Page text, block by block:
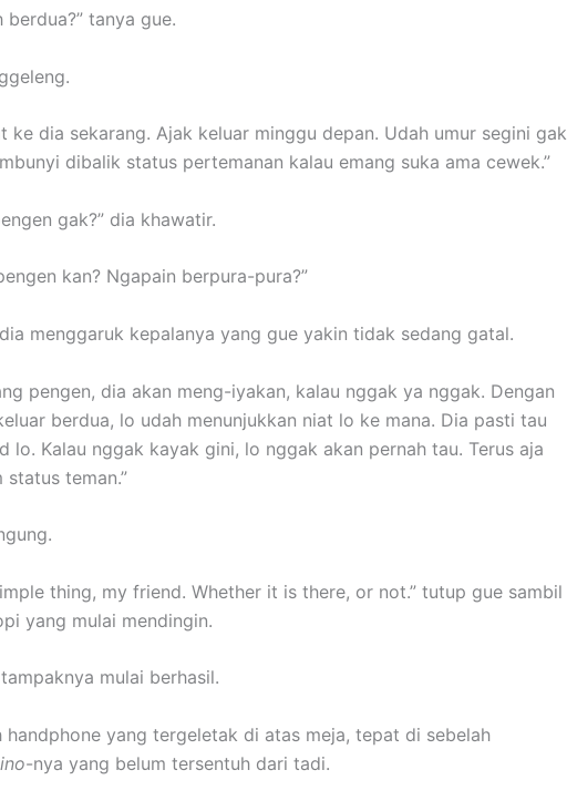
berdua?” tanya gue.
ke dia sekarang. Ajak keluar minggu depan. Udah umur segini gak
dibalik status pertemanan kalau emang suka ama cewek.”
gak?” dia khawatir.
kan? Ngapain berpura-pura?”
dia menggaruk kepalanya yang gue yakin tidak sedang gatal.
pengen, dia akan meng-iyakan, kalau nggak ya nggak. Dengan
berdua, lo udah menunjukkan niat lo ke mana. Dia pasti tau
lo. Kalau nggak kayak gini, lo nggak akan pernah tau. Terus aja
teman.”
thing, my friend. Whether it is there, or not.” tutup gue sambil
yang mulai mendingin.
mulai berhasil.
handphone yang tergeletak di atas meja, tepat di sebelah
-nya yang belum tersentuh dari tadi.